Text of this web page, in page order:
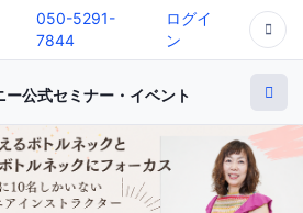
050-5291-
7844
ログイ
ン
ー公式セミナー・イベント